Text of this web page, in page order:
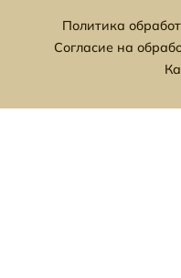
Политика
Согласие на